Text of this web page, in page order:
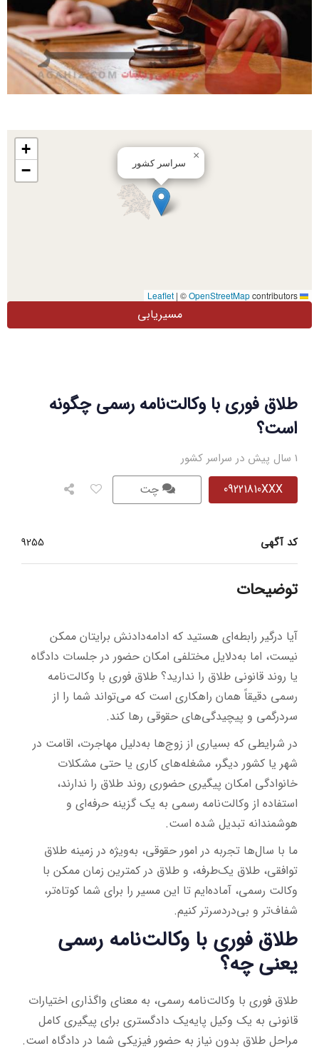
طلاق فوری با وکالت‌نامه رسمی چگونه
است؟
1 سال پیش در سراسر کشور
09221810XXX چت
کد آگهی 9255
توضیحات
آیا درگیر رابطه‌ای هستید که ادامه‌دادنش برایتان ممکن
نیست، اما به‌دلایل مختلفی امکان حضور در جلسات دادگاه
یا روند قانونی طلاق را ندارید؟ طلاق فوری با وکالت‌نامه
رسمی دقیقاً همان راهکاری است که می‌تواند شما را از
سردرگمی و پیچیدگی‌های حقوقی رها کند.
در شرایطی که بسیاری از زوج‌ها به‌دلیل مهاجرت، اقامت در
شهر یا کشور دیگر، مشغله‌های کاری یا حتی مشکلات
خانوادگی امکان پیگیری حضوری روند طلاق را ندارند،
استفاده از وکالت‌نامه رسمی به یک گزینه حرفه‌ای و
هوشمندانه تبدیل شده است.
ما با سال‌ها تجربه در امور حقوقی، به‌ویژه در زمینه طلاق
توافقی، طلاق یک‌طرفه، و طلاق در کمترین زمان ممکن با
وکالت رسمی، آماده‌ایم تا این مسیر را برای شما کوتاه‌تر،
شفاف‌تر و بی‌دردسرتر کنیم.
طلاق فوری با وکالت‌نامه رسمی
یعنی چه؟
طلاق فوری با وکالت‌نامه رسمی، به معنای واگذاری اختیارات
قانونی به یک وکیل پایه‌یک دادگستری برای پیگیری کامل
مراحل طلاق بدون نیاز به حضور فیزیکی شما در دادگاه است.
سراسر کشور
×
+
−
| ©OpenStreetMapcontributors
مسیریابی